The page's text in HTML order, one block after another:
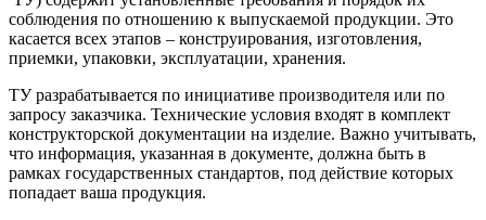
соблюдения по отношению к выпускаемой продукции. Это
касается всех этапов – конструирования, изготовления,
приемки, упаковки, эксплуатации, хранения.
ТУ разрабатывается по инициативе производителя или по
запросу заказчика. Технические условия входят в комплект
конструкторской документации на изделие. Важно учитывать,
что информация, указанная в документе, должна быть в
рамках государственных стандартов, под действие которых
попадает ваша продукция.